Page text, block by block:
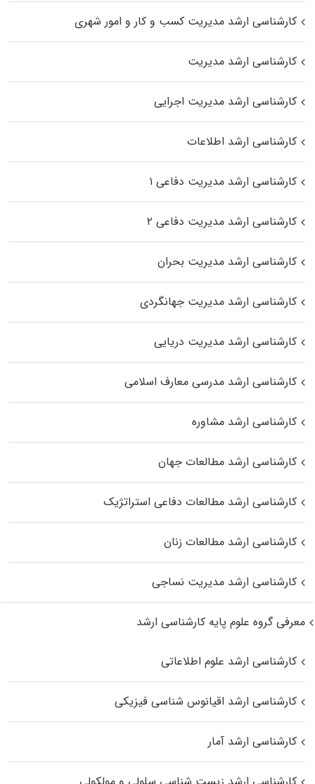
کارشناسی ارشد مدیریت کسب و کار و امور شهری
کارشناسی ارشد مدیریت
کارشناسی ارشد مدیریت اجرایی
کارشناسی ارشد اطلاعات
کارشناسی ارشد مدیریت دفاعی ۱
کارشناسی ارشد مدیریت دفاعی ۲
کارشناسی ارشد مدیریت بحران
کارشناسی ارشد مدیریت جهانگردی
کارشناسی ارشد مدیریت دریایی
کارشناسی ارشد مدرسی معارف اسلامی
کارشناسی ارشد مشاوره
کارشناسی ارشد مطالعات جهان
کارشناسی ارشد مطالعات دفاعی استراتژیک
کارشناسی ارشد مطالعات زنان
کارشناسی ارشد مدیریت نساجی
معرفی گروه علوم پایه کارشناسی ارشد
کارشناسی ارشد علوم اطلاعاتی
کارشناسی ارشد اقیانوس‌ شناسی فیزیکی
کارشناسی ارشد آمار